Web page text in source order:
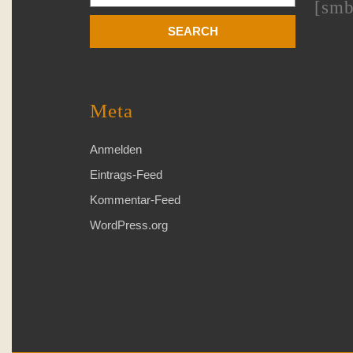
Meta
Anmelden
Eintrags-Feed
Kommentar-Feed
WordPress.org